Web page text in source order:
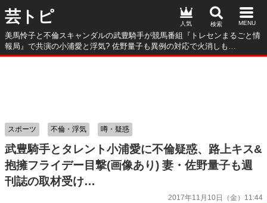
芸トピ
美馬怜子と不倫スキャンダルの武豊騎手が競馬番組『トレセンまるごと情
報局』で共演の小浦愛と浮気? 佐野量子も異例の対応で火消しも…
人気
武豊騎手とタレント小浦愛に不倫疑惑、路上キス&
抱擁フライデー目撃(画像あり) 妻・佐野量子も週
刊誌の取材受け…
2017年11月10日（金）11:44
スポーツ 不倫・浮気 噂・疑惑